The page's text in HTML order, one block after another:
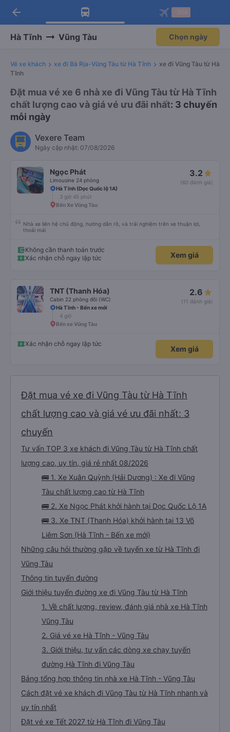
Tải app Vexere ngay!
Nhận ưu đãi thành viên độc
Mở app
Tải app Vexere
-30k/ghế khi đặt vé máy bay qua
Mở app
arrow_back
Hà Tĩnh Vũng Tàu Chọn ngày
Vé xe khách xe đi Bà Rịa-Vũng Tàu từ Hà Tĩnh
xe đi Vũng Tàu từ Hà
Tĩnh
Đặt mua vé xe 6 nhà xe đi Vũng Tàu từ Hà Tĩnh
chất lượng cao và giá vé ưu đãi nhất: 3 chuyến
mỗi ngày
Vexere Team
Ngày cập nhật: 07/08/2026
Ngọc Phát
Limousine 24 phòng
3.2
(60 đánh giá)
Hà Tĩnh (Dọc Quốc lộ 1A)
3 giờ 45 phút
Bến Xe Vũng Tàu
Nhà xe liên hệ chủ động, hướng dẫn rõ, và trải nghiệm trên xe thuận lợi,
thoải mái
Không cần thanh toán trước
Xác nhận chỗ ngay lập tức
Xem giá
TNT (Thanh Hóa)
Cabin 22 phòng đôi (WC)
2.6
(11 đánh giá)
Hà Tĩnh - Bến xe mới
4 giờ
Bến xe Vũng Tàu
Xác nhận chỗ ngay lập tức
Xem giá
Đặt mua vé xe đi Vũng Tàu từ Hà Tĩnh
chất lượng cao và giá vé ưu đãi nhất: 3
chuyến
Tư vấn TOP 3 xe khách đi Vũng Tàu từ Hà Tĩnh chất
lượng cao, uy tín, giá rẻ nhất 08/2026
🚌 1. Xe Xuân Quỳnh (Hải Dương) : Xe đi Vũng
Tàu chất lượng cao từ Hà Tĩnh
🚌 2. Xe Ngọc Phát khởi hành tại Dọc Quốc Lộ 1A
🚌 3. Xe TNT (Thanh Hóa) khởi hành tại 13 Võ
Liêm Sơn (Hà Tĩnh - Bến xe mới)
Những câu hỏi thường gặp về tuyến xe từ Hà Tĩnh đi
Vũng Tàu
Thông tin tuyến đường
Giới thiệu tuyến đường xe đi Vũng Tàu từ Hà Tĩnh
1. Về chất lượng, review, đánh giá nhà xe Hà Tĩnh
Vũng Tàu
2. Giá vé xe Hà Tĩnh - Vũng Tàu
3. Giới thiệu, tư vấn các dòng xe chạy tuyến
đường Hà Tĩnh đi Vũng Tàu
Bảng tổng hợp thông tin nhà xe Hà Tĩnh - Vũng Tàu
Cách đặt vé xe khách đi Vũng Tàu từ Hà Tĩnh nhanh và
uy tín nhất
Đặt vé xe Tết 2027 từ Hà Tĩnh đi Vũng Tàu